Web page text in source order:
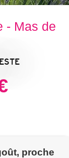
- Mas de
proche